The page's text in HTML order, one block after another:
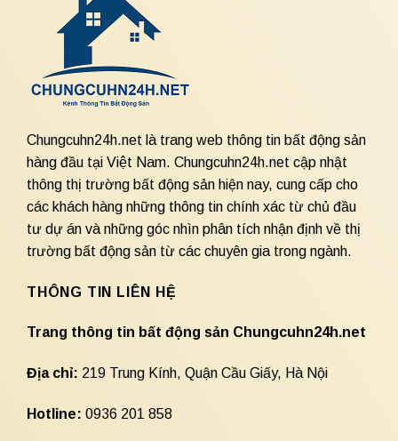
Chungcuhn24h.net là trang web thông tin bất động sản
hàng đầu tại Việt Nam. Chungcuhn24h.net cập nhật
thông thị trường bất động sản hiện nay, cung cấp cho
các khách hàng những thông tin chính xác từ chủ đầu
tư dự án và những góc nhìn phân tích nhận định về thị
trường bất động sản từ các chuyên gia trong ngành.
THÔNG TIN LIÊN HỆ
Trang thông tin bất động sản Chungcuhn24h.net
Địa chỉ: 219 Trung Kính, Quận Cầu Giấy, Hà Nội
Hotline: 0936 201 858